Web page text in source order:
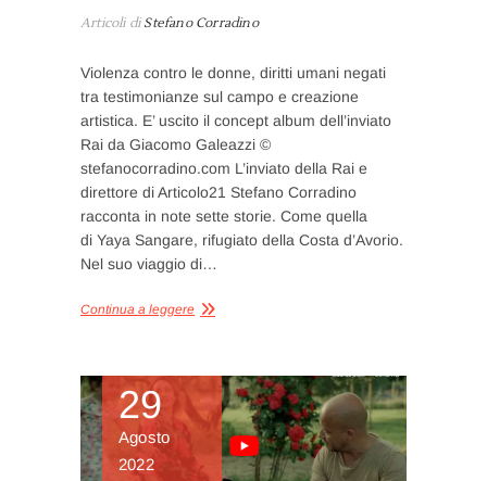
Articoli diStefano Corradino
Violenza contro le donne, diritti umani negati
tra testimonianze sul campo e creazione
artistica. E’ uscito il concept album dell’inviato
Rai da Giacomo Galeazzi ©
stefanocorradino.com L’inviato della Rai e
direttore di Articolo21 Stefano Corradino
racconta in note sette storie. Come quella
di Yaya Sangare, rifugiato della Costa d’Avorio.
Nel suo viaggio di…
Continua a leggere
29
Agosto
2022